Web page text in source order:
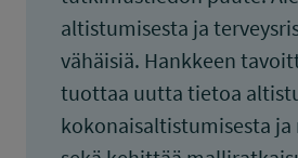
altistumisesta ja
vähäisiä. Hankkeen
tuottaa uutta tietoa
kokonaisaltistumisesta